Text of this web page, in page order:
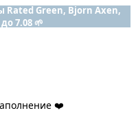
Rated Green, Bjorn Axen,
7.08 🌱
❤️